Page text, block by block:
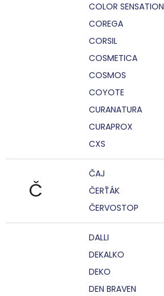
COLOR SENSATION
COREGA
CORSIL
COSMETICA
COSMOS
COYOTE
CURANATURA
CURAPROX
CXS
Č
ČAJ
ČERŤÁK
ČERVOSTOP
DALLI
DEKALKO
DEKO
DEN BRAVEN